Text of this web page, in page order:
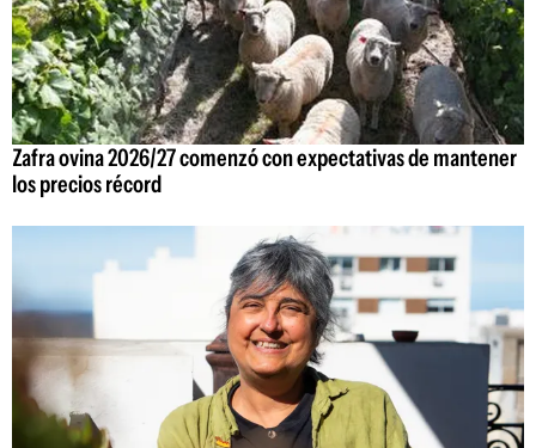
Zafra ovina 2026/27 comenzó con expectativas de mantener
los precios récord